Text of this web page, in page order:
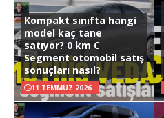
Kompakt sınıfta hangi
model kaç tane
satıyor? 0 km C
Segment otomobil satış
sonuçları nasıl?
11 TEMMUZ 2026